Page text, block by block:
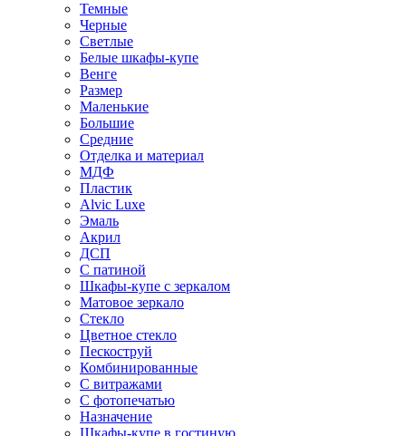
Темные
Черные
Светлые
Белые шкафы-купе
Венге
Размер
Маленькие
Большие
Средние
Отделка и материал
МДФ
Пластик
Alvic Luxe
Эмаль
Акрил
ДСП
С патиной
Шкафы-купе с зеркалом
Матовое зеркало
Стекло
Цветное стекло
Пескоструй
Комбинированные
С витражами
С фотопечатью
Назначение
Шкафы-купе в гостиную